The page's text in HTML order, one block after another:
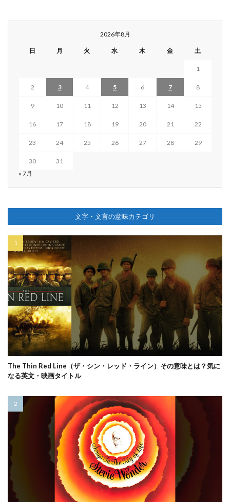
2026年8月
日 月 火 水 木 金 土
1
2 3 4 5 6 7 8
9 10 11 12 13 14 15
16 17 18 19 20 21 22
23 24 25 26 27 28 29
30
31
« 7月
文字・文言の意味カテゴリ
The Thin Red Line（ザ・シン・レッド・ライン）その意味とは？気に
なる英文・映画タイトル